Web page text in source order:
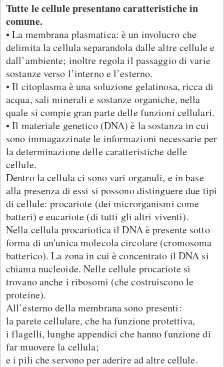
Tutte le cellule presentano caratteristiche in
comune.
• La membrana plasmatica: è un involucro che
delimita la cellula separandola dalle altre cellule e
dall’ambiente; inoltre regola il passaggio di varie
sostanze verso l’interno e l’esterno.
• Il citoplasma è una soluzione gelatinosa, ricca di
acqua, sali minerali e sostanze organiche, nella
quale si compie gran parte delle funzioni cellulari.
• Il materiale genetico (DNA) è la sostanza in cui
sono immagazzinate le informazioni necessarie per
la determinazione delle caratteristiche delle
cellule.
Dentro la cellula ci sono vari organuli, e in base
alla presenza di essi si possono distinguere due tipi
di cellule: procariote (dei microrganismi come
batteri) e eucariote (di tutti gli altri viventi).
Nella cellula procariotica il DNA è presente sotto
forma di un'unica molecola circolare (cromosoma
batterico). La zona in cui è concentrato il DNA si
chiama nucleoide. Nelle cellule procariote si
trovano anche i ribosomi (che costruiscono le
proteine).
All’esterno della membrana sono presenti:
la parete cellulare, che ha funzione protettiva,
i flagelli, lunghe appendici che hanno funzione di
far muovere la cellula;
e i pili che servono per aderire ad altre cellule.